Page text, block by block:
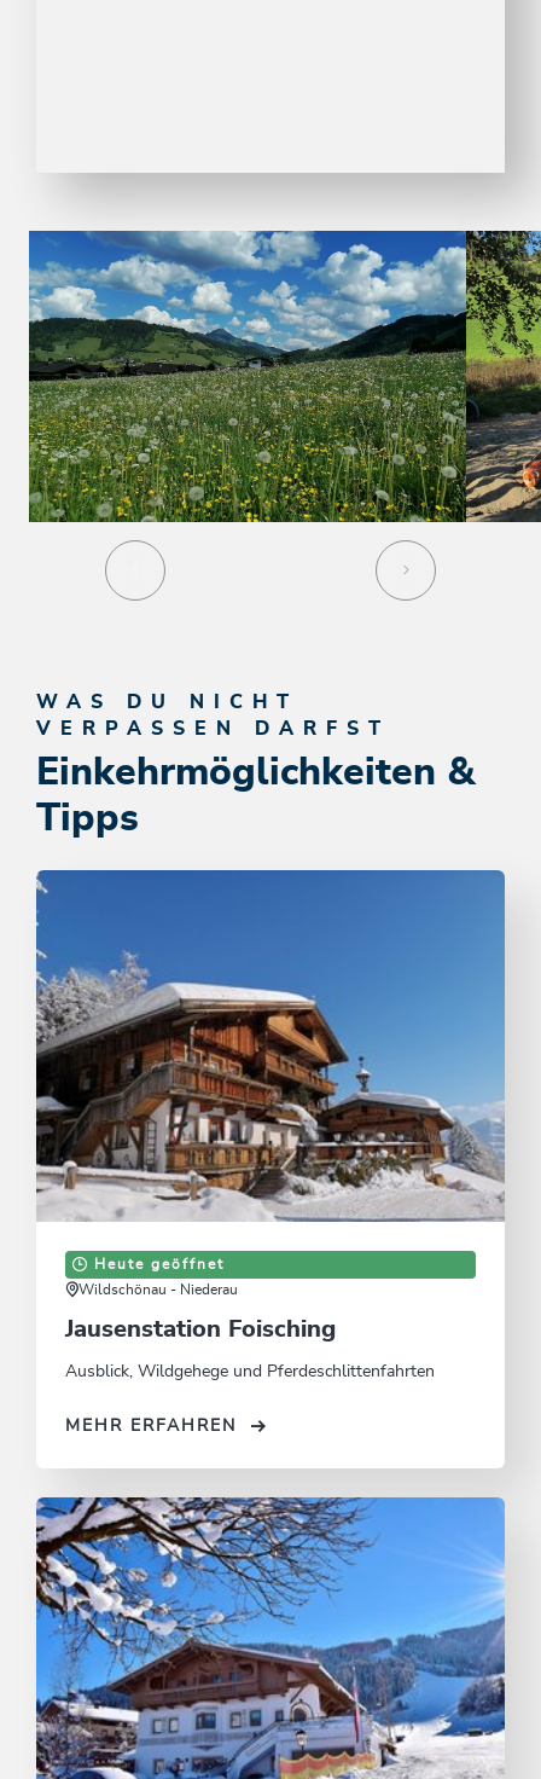
01
08
WAS DU NICHT
VERPASSEN DARFST
Einkehrmöglichkeiten &
Tipps
Heute geöffnet
Wildschönau - Niederau
Jausenstation Foisching
Ausblick, Wildgehege und Pferdeschlittenfahrten
MEHR ERFAHREN